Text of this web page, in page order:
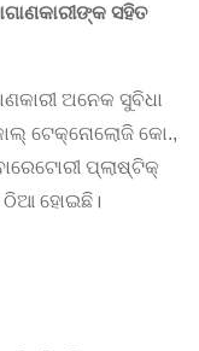
ସହିତ
ଅନେକ ସୁବିଧା
ଟେକ୍ନୋଲୋଜି କୋ.,
ପ୍ଲାଷ୍ଟିକ୍
ଠିଆ ହୋଇଛି।